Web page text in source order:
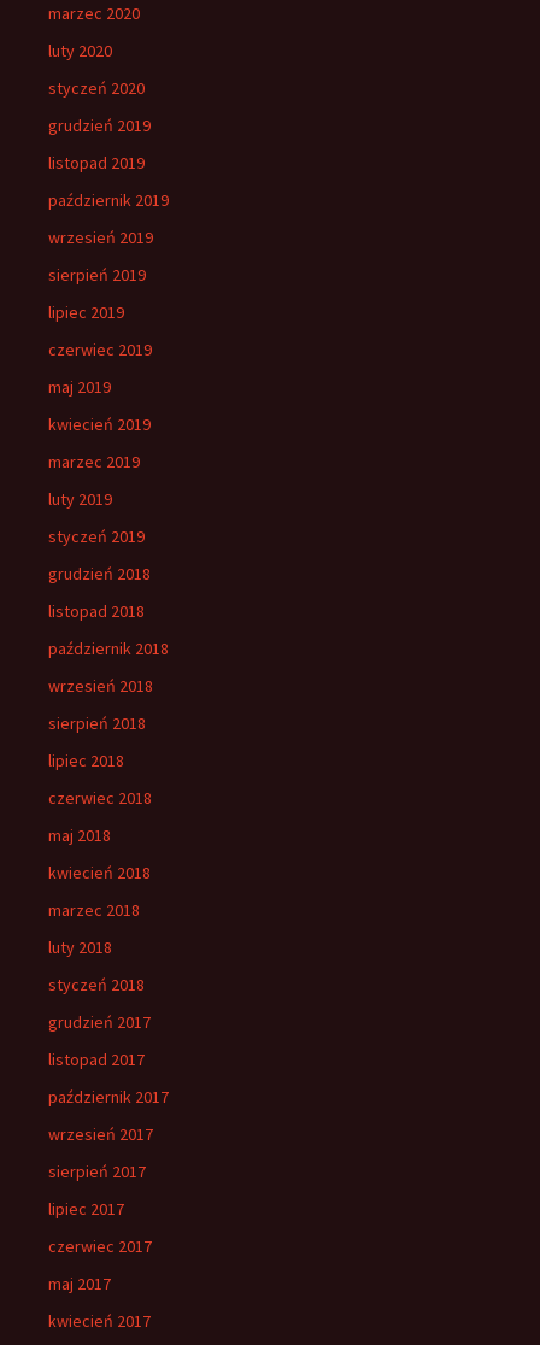
marzec 2020
luty 2020
styczeń 2020
grudzień 2019
listopad 2019
październik 2019
wrzesień 2019
sierpień 2019
lipiec 2019
czerwiec 2019
maj 2019
kwiecień 2019
marzec 2019
luty 2019
styczeń 2019
grudzień 2018
listopad 2018
październik 2018
wrzesień 2018
sierpień 2018
lipiec 2018
czerwiec 2018
maj 2018
kwiecień 2018
marzec 2018
luty 2018
styczeń 2018
grudzień 2017
listopad 2017
październik 2017
wrzesień 2017
sierpień 2017
lipiec 2017
czerwiec 2017
maj 2017
kwiecień 2017